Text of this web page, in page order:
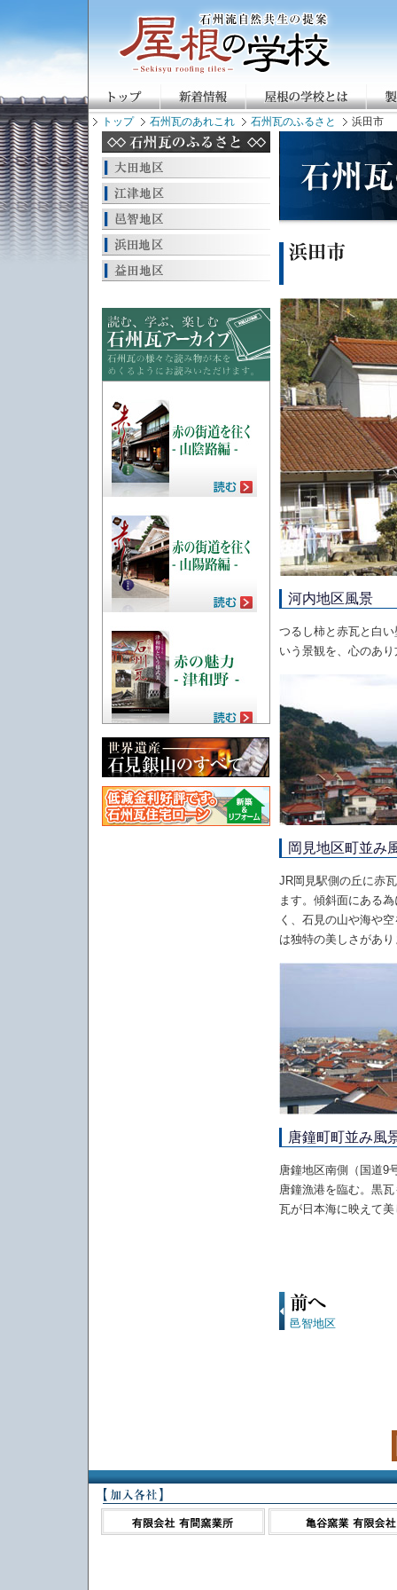
トップ 石州瓦のあれこれ 石州瓦のふるさと 浜田市
河内地区風景
つるし柿と赤瓦と白
いう景観を、心のあ
岡見地区町並み
JR岡見駅側の丘に赤
ます。傾斜面にある
く、石見の山や海や
は独特の美しさがあ
唐鐘町町並み風
唐鐘地区南側（国道9
唐鐘漁港を臨む。黒
瓦が日本海に映えて美
邑智地区